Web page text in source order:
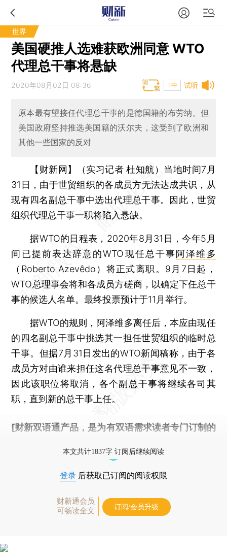
世界
美国硬推人选难获欧洲同意 WTO
代理总干事将悬缺
试听
2020年08月02日 08:36 T中
原本最有望接任代理总干事的是德国籍的布劳纳。但
美国政府坚持推选美国籍的沃尔夫，这受到了欧洲和
其他一些国家的反对
【财新网】（实习记者 杜知航） 当地时间7月
31日，由于世贸组织的各成员方无法达成共识，从
现有四名副总干事中选出代理总干事。因此，世贸
组织代理总干事一职将陷入悬缺。
据WTO的日程表，2020年8月31日，今年5月
间已提前表达辞意的WTO现任总干事阿泽维多
（Roberto Azevêdo）将正式离职。9月7日起，
WTO总理事会将和各成员方磋商，以确定下任总干
事的候选人名单。最终投票预计于11月举行。
据WTO的规则，阿泽维多离任后，本应由现任
的四名副总干事中挑选其一担任世贸组织的临时总
干事。但据7月31日发出的WTO新闻稿称，由于各
成员方对由谁来担任这名代理总干事意见不一致，
因此该职位将取消，各个副总干事将继续各司其
职，直到新的总干事上任。
[财新双语通产品，是为有双语需求读者专门订制的
本文共计1837字 订阅后继续阅读
登录 后获取已订阅的阅读权限
财新通会员
可畅读全文
订阅/会员升级